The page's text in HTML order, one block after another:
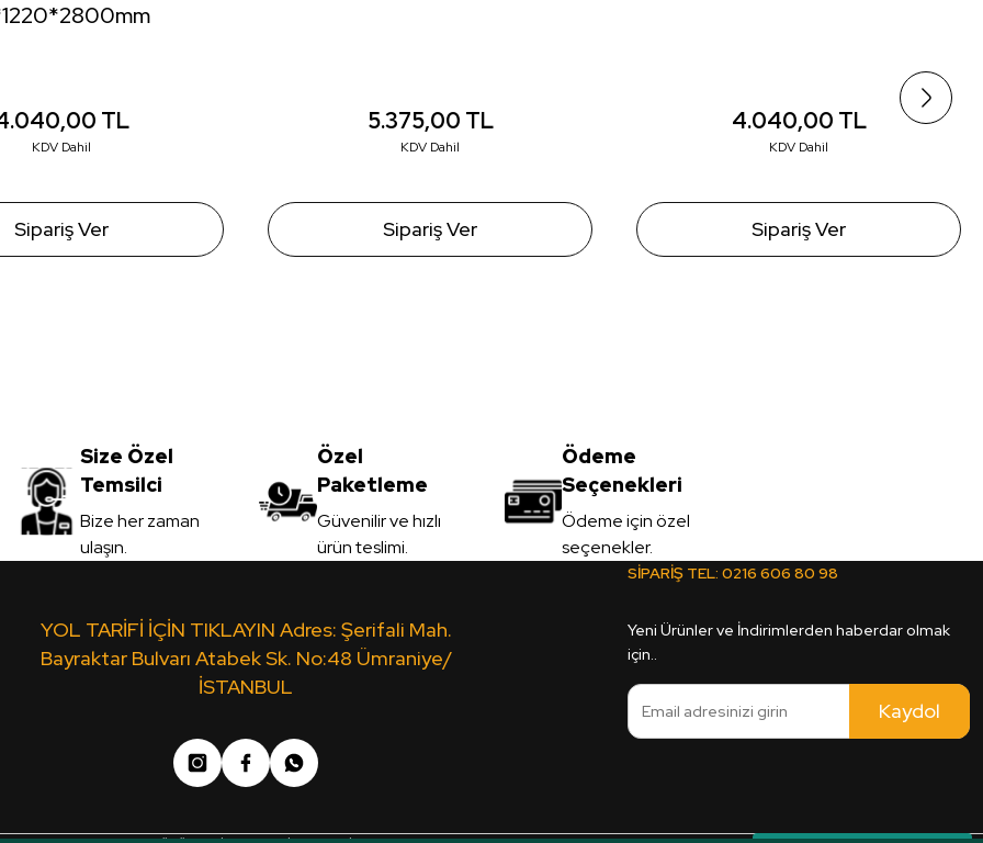
TL
KDV Dahil
Sipariş Ver
5.375,00 TL
KDV Dahil
Sipariş Ver
4.040,00 TL
KDV Dahil
Sipariş Ver
Size Özel
Temsilci
Bize her zaman
ulaşın.
Özel
Paketleme
Güvenilir ve hızlı
ürün teslimi.
Ödeme
Seçenekleri
Ödeme için özel
seçenekler.
YOL TARİFİ İÇİN TIKLAYIN Adres: Şerifali Mah.
Bayraktar Bulvarı Atabek Sk. No:48 Ümraniye/
İSTANBUL
SİPARİŞ TEL: 0216 606 80 98
Yeni Ürünler ve İndirimlerden haberdar olmak
için..
Kaydol